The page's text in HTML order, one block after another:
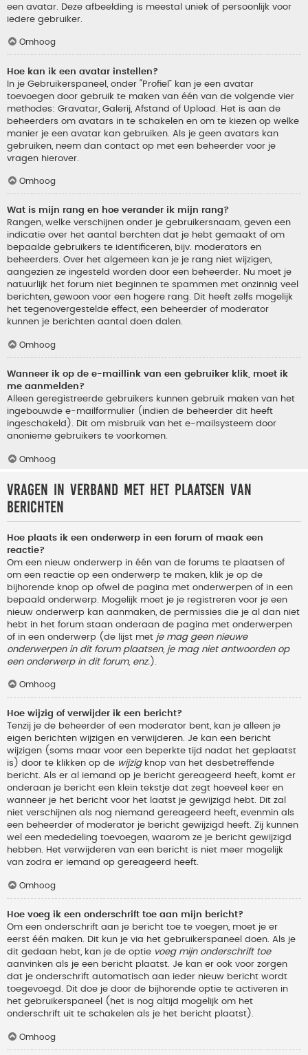
een avatar. Deze afbeelding is meestal uniek of persoonlijk voor
iedere gebruiker.
Omhoog
Hoe kan ik een avatar instellen?
In je Gebruikerspaneel, onder “Profiel” kan je een avatar
toevoegen door gebruik te maken van één van de volgende vier
methodes: Gravatar, Galerij, Afstand of Upload. Het is aan de
beheerders om avatars in te schakelen en om te kiezen op welke
manier je een avatar kan gebruiken. Als je geen avatars kan
gebruiken, neem dan contact op met een beheerder voor je
vragen hierover.
Omhoog
Wat is mijn rang en hoe verander ik mijn rang?
Rangen, welke verschijnen onder je gebruikersnaam, geven een
indicatie over het aantal berchten dat je hebt gemaakt of om
bepaalde gebruikers te identificeren, bijv. moderators en
beheerders. Over het algemeen kan je je rang niet wijzigen,
aangezien ze ingesteld worden door een beheerder. Nu moet je
natuurlijk het forum niet beginnen te spammen met onzinnig veel
berichten, gewoon voor een hogere rang. Dit heeft zelfs mogelijk
het tegenovergestelde effect, een beheerder of moderator
kunnen je berichten aantal doen dalen.
Omhoog
Wanneer ik op de e-maillink van een gebruiker klik, moet ik
me aanmelden?
Alleen geregistreerde gebruikers kunnen gebruik maken van het
ingebouwde e-mailformulier (indien de beheerder dit heeft
ingeschakeld). Dit om misbruik van het e-mailsysteem door
anonieme gebruikers te voorkomen.
Omhoog
Vragen in verband met het plaatsen van
berichten
Hoe plaats ik een onderwerp in een forum of maak een
reactie?
Om een nieuw onderwerp in één van de forums te plaatsen of
om een reactie op een onderwerp te maken, klik je op de
bijhorende knop op ofwel de pagina met onderwerpen of in een
bepaald onderwerp. Mogelijk moet je je registreren voor je een
nieuw onderwerp kan aanmaken, de permissies die je al dan niet
hebt in het forum staan onderaan de pagina met onderwerpen
of in een onderwerp (de lijst met je mag geen nieuwe
onderwerpen in dit forum plaatsen, je mag niet antwoorden op
een onderwerp in dit forum, enz. ).
Omhoog
Hoe wijzig of verwijder ik een bericht?
Tenzij je de beheerder of een moderator bent, kan je alleen je
eigen berichten wijzigen en verwijderen. Je kan een bericht
wijzigen (soms maar voor een beperkte tijd nadat het geplaatst
is) door te klikken op de wijzigknop van het desbetreffende
bericht. Als er al iemand op je bericht gereageerd heeft, komt er
onderaan je bericht een klein tekstje dat zegt hoeveel keer en
wanneer je het bericht voor het laatst je gewijzigd hebt. Dit zal
niet verschijnen als nog niemand gereageerd heeft, evenmin als
een beheerder of moderator je bericht gewijzigd heeft. Zij kunnen
wel een mededeling toevoegen, waarom ze je bericht gewijzigd
hebben. Het verwijderen van een bericht is niet meer mogelijk
van zodra er iemand op gereageerd heeft.
Omhoog
Hoe voeg ik een onderschrift toe aan mijn bericht?
Om een onderschrift aan je bericht toe te voegen, moet je er
eerst één maken. Dit kun je via het gebruikerspaneel doen. Als je
dit gedaan hebt, kan je de optie voeg mijn onderschrift toe
aanvinken als je een bericht plaatst. Je kan er ook voor zorgen
dat je onderschrift automatisch aan ieder nieuw bericht wordt
toegevoegd. Dit doe je door de bijhorende optie te activeren in
het gebruikerspaneel (het is nog altijd mogelijk om het
onderschrift uit te schakelen als je het bericht plaatst).
Omhoog